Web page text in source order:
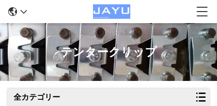
テンタークリップ
全カテゴリー